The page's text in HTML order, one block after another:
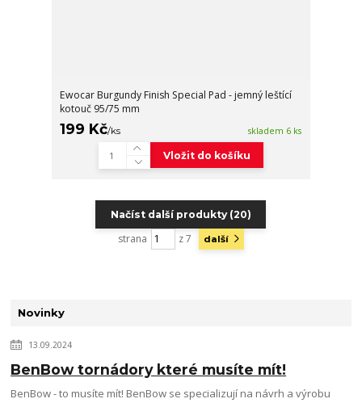
Ewocar Burgundy Finish Special Pad - jemný leštící
kotouč 95/75 mm
199 Kč/ks skladem 6 ks
Vložit do košíku
Načíst další produkty (20)
strana z 7 další
Novinky
13.09.2024
BenBow tornádory které musíte mít!
BenBow - to musíte mít! BenBow se specializují na návrh a výrobu